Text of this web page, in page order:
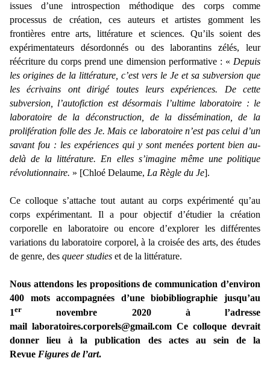
issues d’une introspection méthodique des corps comme
processus de création, ces auteurs et artistes gomment les
frontières entre arts, littérature et sciences. Qu’ils soient des
expérimentateurs désordonnés ou des laborantins zélés, leur
réécriture du corps prend une dimension performative : « Depuis
les origines de la littérature, c’est vers le Je et sa subversion que
les écrivains ont dirigé toutes leurs expériences. De cette
subversion, l’autofiction est désormais l’ultime laboratoire : le
laboratoire de la déconstruction, de la dissémination, de la
prolifération folle des Je. Mais ce laboratoire n’est pas celui d’un
savant fou : les expériences qui y sont menées portent bien au-
delà de la littérature. En elles s’imagine même une politique
révolutionnaire. » [Chloé Delaume, La Règle du Je].
Ce colloque s’attache tout autant au corps expérimenté qu’au
corps expérimentant. Il a pour objectif d’étudier la création
corporelle en laboratoire ou encore d’explorer les différentes
variations du laboratoire corporel, à la croisée des arts, des études
de genre, des queer studies et de la littérature.
Nous attendons les propositions de communication d’environ
400 mots accompagnées d’une biobibliographie jusqu’au
1er novembre 2020à l’adresse
mail laboratoires.corporels@gmail.com Ce colloque devrait
donner lieu à la publication des actes au sein de la
Revue Figures de l’art.